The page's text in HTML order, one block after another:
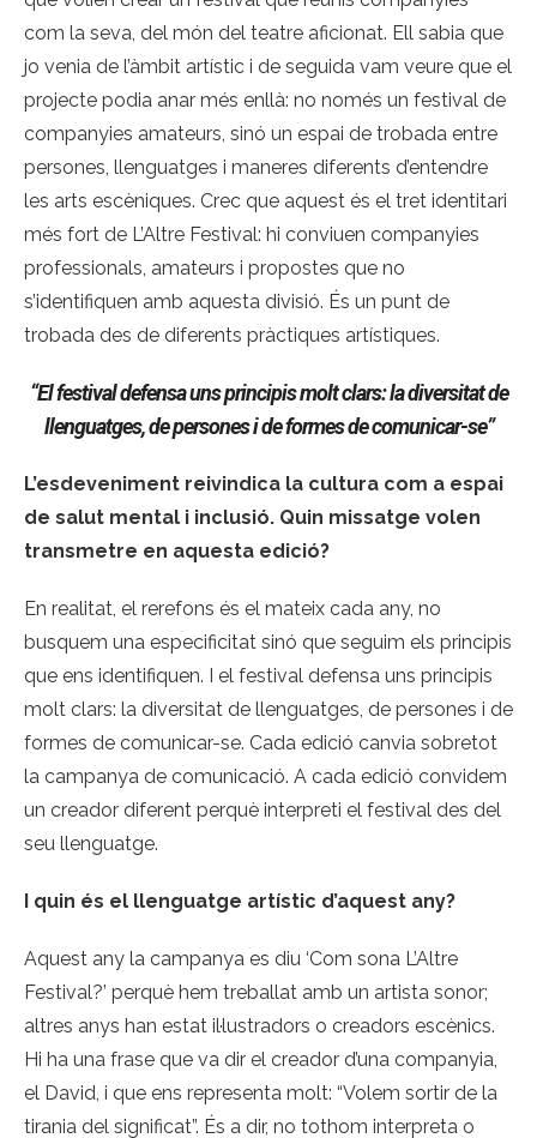
com la seva, del món del teatre aficionat. Ell sabia que
jo venia de l’àmbit artístic i de seguida vam veure que el
projecte podia anar més enllà: no només un festival de
companyies amateurs, sinó un espai de trobada entre
persones, llenguatges i maneres diferents d’entendre
les arts escèniques. Crec que aquest és el tret identitari
més fort de L’Altre Festival: hi conviuen companyies
professionals, amateurs i propostes que no
s’identifiquen amb aquesta divisió. És un punt de
trobada des de diferents pràctiques artístiques.
“El festival defensa uns principis molt clars: la diversitat de
llenguatges, de persones i de formes de comunicar-se”
L’esdeveniment reivindica la cultura com a espai
de salut mental i inclusió. Quin missatge volen
transmetre en aquesta edició?
En realitat, el rerefons és el mateix cada any, no
busquem una especificitat sinó que seguim els principis
que ens identifiquen. I el festival defensa uns principis
molt clars: la diversitat de llenguatges, de persones i de
formes de comunicar-se. Cada edició canvia sobretot
la campanya de comunicació. A cada edició convidem
un creador diferent perquè interpreti el festival des del
seu llenguatge.
I quin és el llenguatge artístic d’aquest any?
Aquest any la campanya es diu ‘Com sona L’Altre
Festival?’ perquè hem treballat amb un artista sonor;
altres anys han estat il·lustradors o creadors escènics.
Hi ha una frase que va dir el creador d’una companyia,
el David, i que ens representa molt: “Volem sortir de la
tirania del significat”. És a dir, no tothom interpreta o